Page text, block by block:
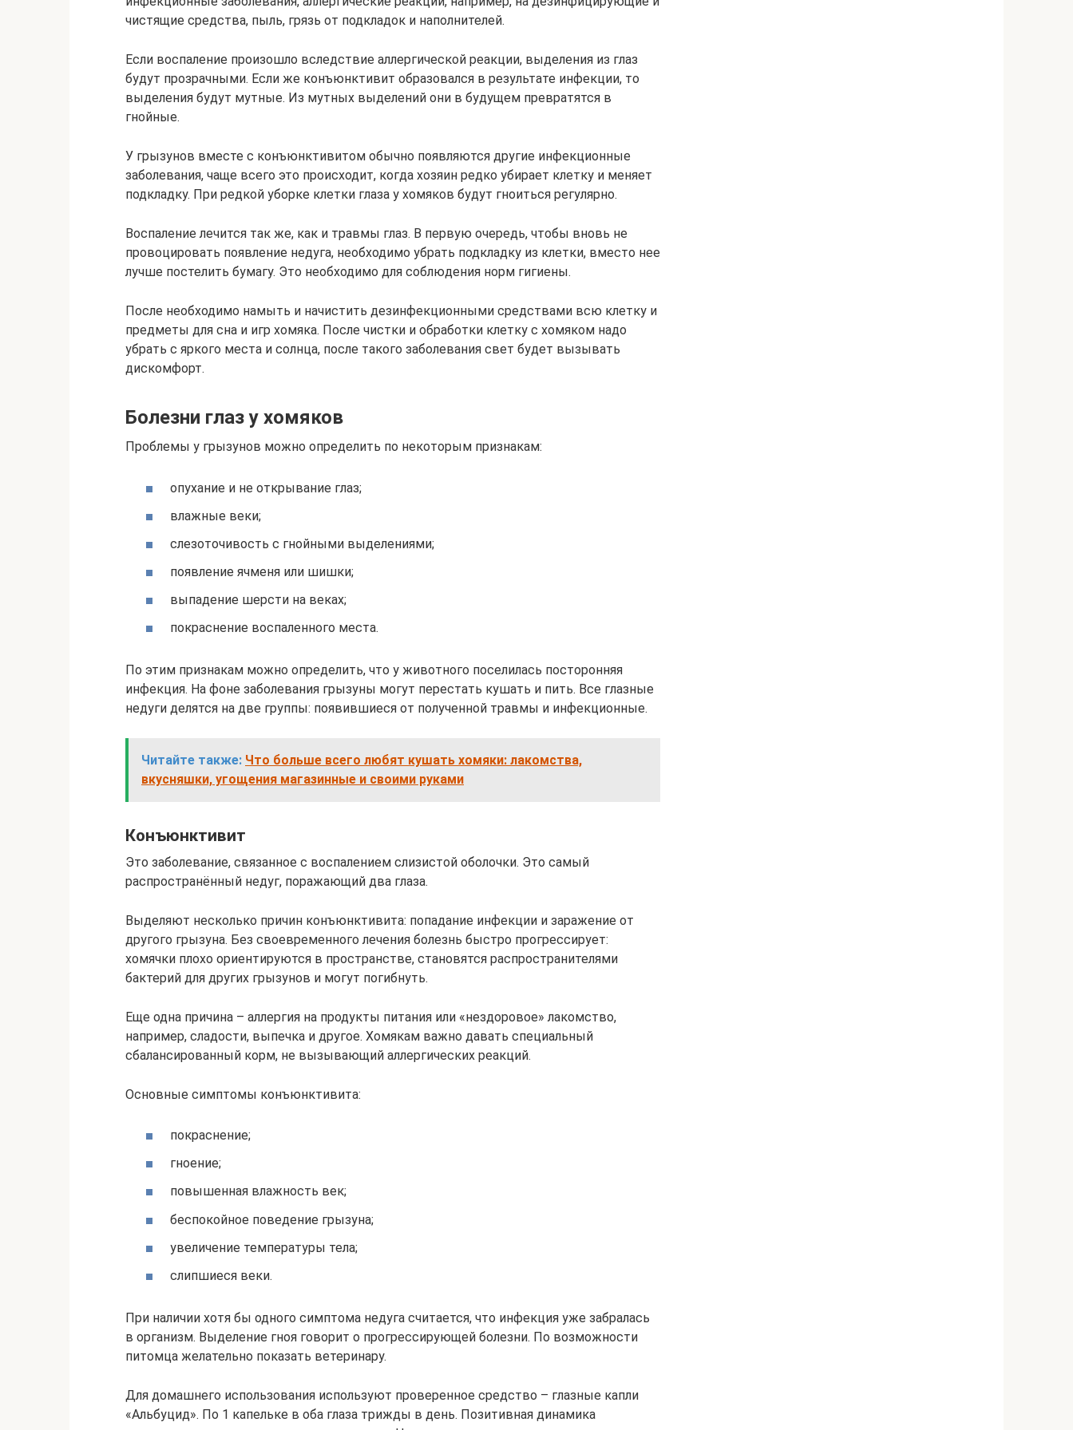
чистящие средства, пыль, грязь от подкладок и наполнителей.
Если воспаление произошло вследствие аллергической реакции, выделения из глаз
будут прозрачными. Если же конъюнктивит образовался в результате инфекции, то
выделения будут мутные. Из мутных выделений они в будущем превратятся в
гнойные.
У грызунов вместе с конъюнктивитом обычно появляются другие инфекционные
заболевания, чаще всего это происходит, когда хозяин редко убирает клетку и меняет
подкладку. При редкой уборке клетки глаза у хомяков будут гноиться регулярно.
Воспаление лечится так же, как и травмы глаз. В первую очередь, чтобы вновь не
провоцировать появление недуга, необходимо убрать подкладку из клетки, вместо нее
лучше постелить бумагу. Это необходимо для соблюдения норм гигиены.
После необходимо намыть и начистить дезинфекционными средствами всю клетку и
предметы для сна и игр хомяка. После чистки и обработки клетку с хомяком надо
убрать с яркого места и солнца, после такого заболевания свет будет вызывать
дискомфорт.
Болезни глаз у хомяков
Проблемы у грызунов можно определить по некоторым признакам:
опухание и не открывание глаз;
влажные веки;
слезоточивость с гнойными выделениями;
появление ячменя или шишки;
выпадение шерсти на веках;
покраснение воспаленного места.
По этим признакам можно определить, что у животного поселилась посторонняя
инфекция. На фоне заболевания грызуны могут перестать кушать и пить. Все глазные
недуги делятся на две группы: появившиеся от полученной травмы и инфекционные.
Читайте также: Что больше всего любят кушать хомяки: лакомства,
вкусняшки, угощения магазинные и своими руками
Конъюнктивит
Это заболевание, связанное с воспалением слизистой оболочки. Это самый
распространённый недуг, поражающий два глаза.
Выделяют несколько причин конъюнктивита: попадание инфекции и заражение от
другого грызуна. Без своевременного лечения болезнь быстро прогрессирует:
хомячки плохо ориентируются в пространстве, становятся распространителями
бактерий для других грызунов и могут погибнуть.
Еще одна причина – аллергия на продукты питания или «нездоровое» лакомство,
например, сладости, выпечка и другое. Хомякам важно давать специальный
сбалансированный корм, не вызывающий аллергических реакций.
Основные симптомы конъюнктивита:
покраснение;
гноение;
повышенная влажность век;
беспокойное поведение грызуна;
увеличение температуры тела;
слипшиеся веки.
При наличии хотя бы одного симптома недуга считается, что инфекция уже забралась
в организм. Выделение гноя говорит о прогрессирующей болезни. По возможности
питомца желательно показать ветеринару.
Для домашнего использования используют проверенное средство – глазные капли
«Альбуцид». По 1 капельке в оба глаза трижды в день. Позитивная динамика